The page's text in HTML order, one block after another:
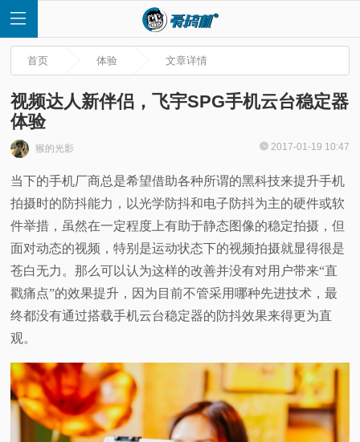
首
页
快
讯
测
视
首页 体验 文章详情
视频达人新伴侣，飞宇SPG手机云台稳定器
体验
猴的光影 2017-01-19 10:47
当下的手机厂商总是希望借助各种所谓的黑科技来提升手机
拍摄时的防抖能力，以光学防抖和电子防抖为主的硬件或软
件举措，虽然在一定程度上有助于静态图像的稳定拍摄，但
面对动态的视频，特别是运动状态下的视频拍摄就显得很是
苍白无力。那么可以认为这样的改善并没有对用户带来“直
戳痛点”的效果提升，因为目前不管采用哪种先进技术，最
终都没有通过搭载手机云台稳定器的防抖效果来得更为直
观。